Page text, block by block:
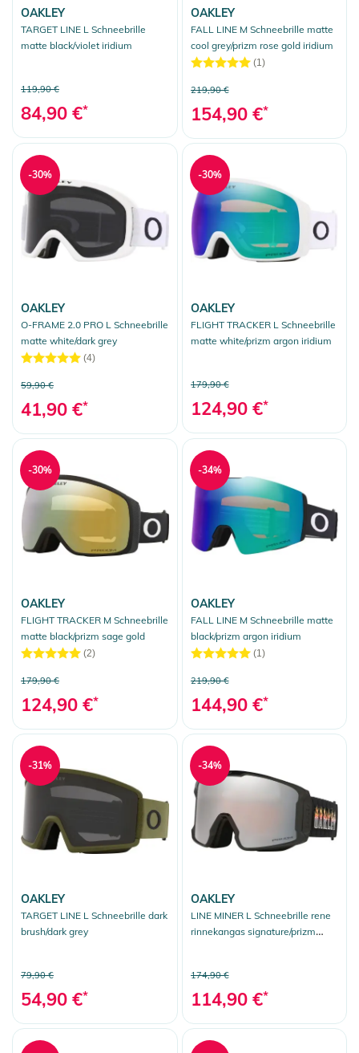
OAKLEY
TARGET LINE L Schneebrille
matte black/violet iridium
119,90 €
84,90 €*
OAKLEY
FALL LINE M Schneebrille matte
cool grey/prizm rose gold iridium
(1)
219,90 €
154,90 €*
OAKLEY
O-FRAME 2.0 PRO L Schneebrille
matte white/dark grey
(4)
59,90 €
41,90 €*
-30%
OAKLEY
FLIGHT TRACKER L Schneebrille
matte white/prizm argon iridium
179,90 €
124,90 €*
-30%
OAKLEY
FLIGHT TRACKER M Schneebrille
matte black/prizm sage gold
(2)
179,90 €
124,90 €*
-30%
OAKLEY
FALL LINE M Schneebrille matte
black/prizm argon iridium
(1)
219,90 €
144,90 €*
-34%
OAKLEY
TARGET LINE L Schneebrille dark
brush/dark grey
79,90 €
54,90 €*
-31%
OAKLEY
LINE MINER L Schneebrille rene
rinnekangas signature/prizm
174,90 €
114,90 €*
-34%